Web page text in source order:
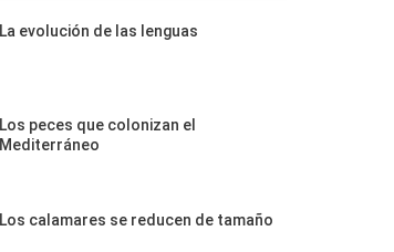
La evolución de las lenguas
Los peces que colonizan el
Mediterráneo
Los calamares se reducen de tamaño